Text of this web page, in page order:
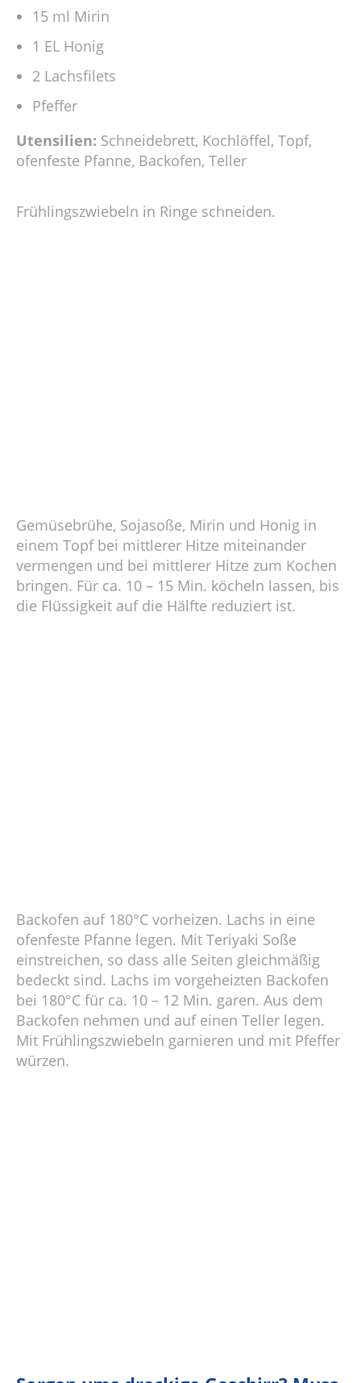
15 ml Mirin
1 EL Honig
2 Lachsfilets
Pfeffer
Utensilien: Schneidebrett, Kochlöffel, Topf,
ofenfeste Pfanne, Backofen, Teller
Frühlingszwiebeln in Ringe schneiden.
Gemüsebrühe, Sojasoße, Mirin und Honig in
einem Topf bei mittlerer Hitze miteinander
vermengen und bei mittlerer Hitze zum Kochen
bringen. Für ca. 10 – 15 Min. köcheln lassen, bis
die Flüssigkeit auf die Hälfte reduziert ist.
Backofen auf 180°C vorheizen. Lachs in eine
ofenfeste Pfanne legen. Mit Teriyaki Soße
einstreichen, so dass alle Seiten gleichmäßig
bedeckt sind. Lachs im vorgeheizten Backofen
bei 180°C für ca. 10 – 12 Min. garen. Aus dem
Backofen nehmen und auf einen Teller legen.
Mit Frühlingszwiebeln garnieren und mit Pfeffer
würzen.